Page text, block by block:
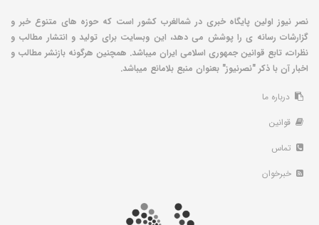
نصر نیوز اولین پایگاه خبری در شمالغرب کشور است که حوزه های متنوع خبر و
گزارشات رسانه ی را پوشش می دهد، این وبسایت برای تولید و انتشار مطالب و
نظرات، تابع قوانین جمهوری اسلامی ایران میباشد. همچنین هرگونه بازنشر مطالب و
اخبار آن با ذکر "نصرنیوز" بعنوان منبع بلامانع میباشد.
درباره ما
قوانین
تماس
خبرخوان